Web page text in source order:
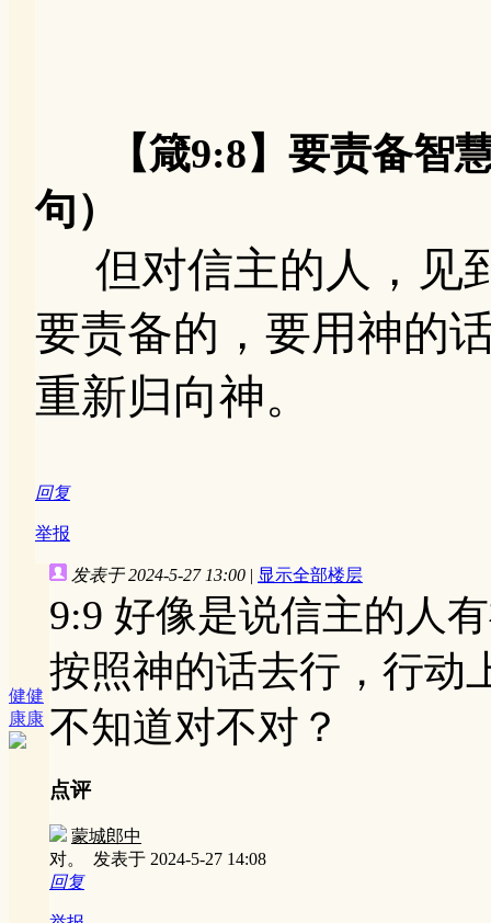
【箴9:8】要责备智
句）
但对信主的人，见
要责备的，要用神的
重新归向神。
回复
举报
健健
康康
发表于 2024-5-27 13:00 | 显示全部楼层
9:9 好像是说信主的人
按照神的话去行，行动
不知道对不对？
点评
蒙城郎中
对。 发表于 2024-5-27 14:08
回复